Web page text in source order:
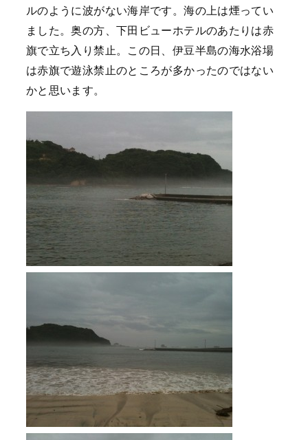
ルのように波がない海岸です。海の上は煙ってい
ました。奥の方、下田ビューホテルのあたりは赤
旗で立ち入り禁止。この日、伊豆半島の海水浴場
は赤旗で遊泳禁止のところが多かったのではない
かと思います。